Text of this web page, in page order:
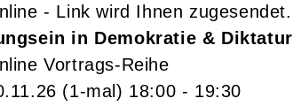
- Link wird Ihnen zugesendet.
in Demokratie & Diktatur
Vortrags-Reihe
(1-mal) 18:00 - 19:30